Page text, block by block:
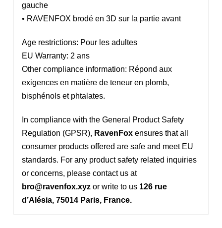
gauche
• RAVENFOX brodé en 3D sur la partie avant
Age restrictions: Pour les adultes
EU Warranty: 2 ans
Other compliance information: Répond aux
exigences en matière de teneur en plomb,
bisphénols et phtalates.
In compliance with the General Product Safety
Regulation (GPSR), RavenFoxensures that all
consumer products offered are safe and meet EU
standards. For any product safety related inquiries
or concerns, please contact us at
bro@ravenfox.xyzor write to us 126 rue
d’Alésia, 75014 Paris, France.